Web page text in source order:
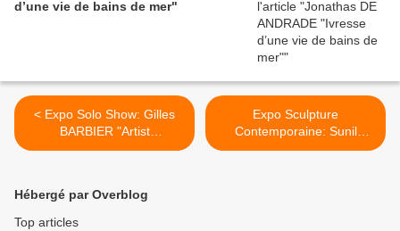
d’une vie de bains de mer"
< Expo Solo Show: Gilles
BARBIER "Artist
Impression"
Expo Sculpture
Contemporaine: Sunil
GAWDE "Id-Od" Inner
Hébergé par Overblog
Top articles